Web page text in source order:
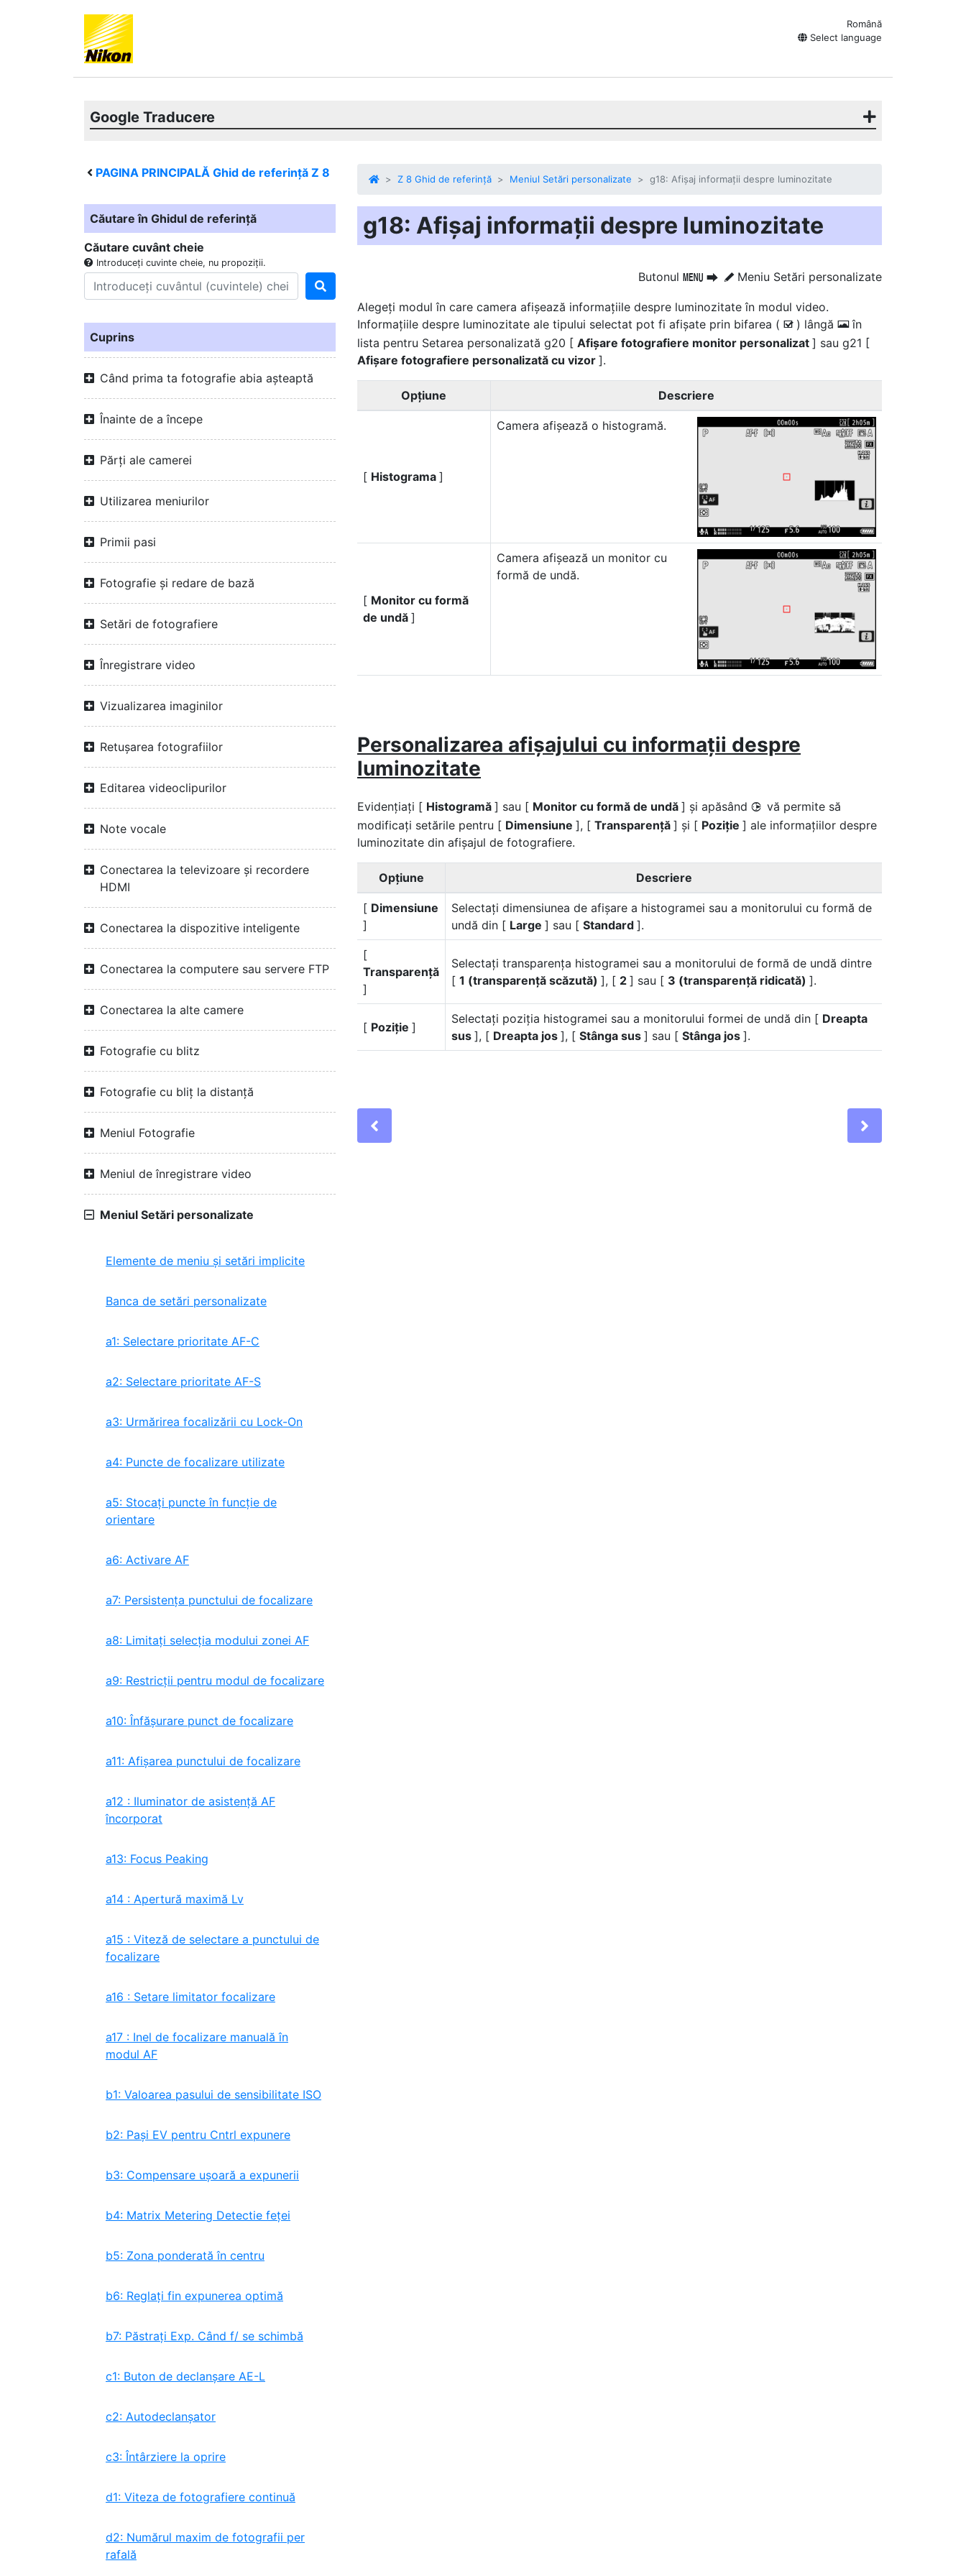
Română
Select language
Google Traducere
PAGINA PRINCIPALĂ Ghid de referință Z 8
Căutare în Ghidul de referință
Căutare cuvânt cheie
Introduceți cuvinte cheie, nu propoziții.
Cuprins
Când prima ta fotografie abia așteaptă
Înainte de a începe
Părți ale camerei
Utilizarea meniurilor
Primii pasi
Fotografie și redare de bază
Setări de fotografiere
Înregistrare video
Vizualizarea imaginilor
Retușarea fotografiilor
Editarea videoclipurilor
Note vocale
Conectarea la televizoare și recordere
HDMI
Conectarea la dispozitive inteligente
Conectarea la computere sau servere FTP
Conectarea la alte camere
Fotografie cu blitz
Fotografie cu bliț la distanță
Meniul Fotografie
Meniul de înregistrare video
Meniul Setări personalizate
Elemente de meniu și setări implicite
Banca de setări personalizate
a1: Selectare prioritate AF-C
a2: Selectare prioritate AF-S
a3: Urmărirea focalizării cu Lock-On
a4: Puncte de focalizare utilizate
a5: Stocați puncte în funcție de
orientare
a6: Activare AF
a7: Persistența punctului de focalizare
a8: Limitați selecția modului zonei AF
a9: Restricții pentru modul de focalizare
a10: Înfăşurare punct de focalizare
a11: Afișarea punctului de focalizare
a12 : Iluminator de asistență AF
încorporat
a13: Focus Peaking
a14 : Apertură maximă Lv
a15 : Viteză de selectare a punctului de
focalizare
a16 : Setare limitator focalizare
a17 : Inel de focalizare manuală în
modul AF
b1: Valoarea pasului de sensibilitate ISO
b2: Pași EV pentru Cntrl expunere
b3: Compensare ușoară a expunerii
b4: Matrix Metering Detectie feței
b5: Zona ponderată în centru
b6: Reglați fin expunerea optimă
b7: Păstrați Exp. Când f/ se schimbă
c1: Buton de declanșare AE-L
c2: Autodeclanșator
c3: Întârziere la oprire
d1: Viteza de fotografiere continuă
d2: Numărul maxim de fotografii per
rafală
Z 8 Ghid de referință Meniul Setări personalizate g18: Afișaj informații despre luminozitate
g18: Afișaj informații despre luminozitate
Butonul G U A Meniu Setări personalizate
Alegeți modul în care camera afișează informațiile despre luminozitate în modul video.
Informațiile despre luminozitate ale tipului selectat pot fi afișate prin bifarea ( M ) lângă Eîn
lista pentru Setarea personalizată g20 [ Afișare fotografiere monitor personalizat ] sau g21 [
Afișare fotografiere personalizată cu vizor ].
Opţiune Descriere
[ Histograma ]
Camera afișează o histogramă.
[ Monitor cu formă
de undă ]
Camera afișează un monitor cu
formă de undă.
Personalizarea afișajului cu informații despre
luminozitate
Evidențiați [ Histogramă ] sau [ Monitor cu formă de undă ] și apăsând 2 vă permite să
modificați setările pentru [ Dimensiune ], [ Transparență ] și [ Poziție ] ale informațiilor despre
luminozitate din afișajul de fotografiere.
Opţiune Descriere
[ Dimensiune
]
Selectați dimensiunea de afișare a histogramei sau a monitorului cu formă de
undă din [ Large ] sau [ Standard ].
[
Transparență
]
Selectați transparența histogramei sau a monitorului de formă de undă dintre
[ 1 (transparență scăzută) ], [ 2 ] sau [ 3 (transparență ridicată) ].
[ Poziție ]
Selectați poziția histogramei sau a monitorului formei de undă din [ Dreapta
sus ], [ Dreapta jos ], [ Stânga sus ] sau [ Stânga jos ].